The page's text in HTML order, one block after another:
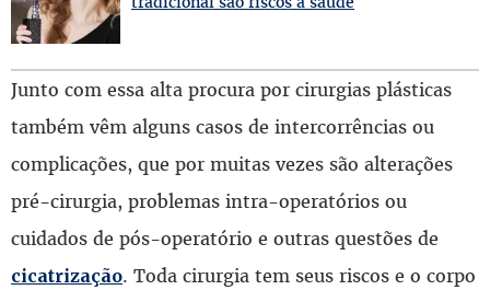
Junto com essa alta procura por cirurgias plásticas
também vêm alguns casos de intercorrências ou
complicações, que por muitas vezes são alterações
pré-cirurgia, problemas intra-operatórios ou
cuidados de pós-operatório e outras questões de
cicatrização. Toda cirurgia tem seus riscos e o corpo